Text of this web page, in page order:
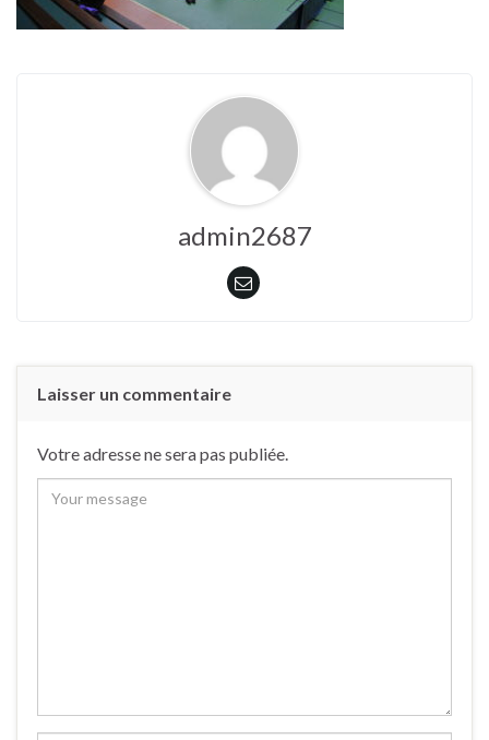
admin2687
Laisser un commentaire
Votre adresse ne sera pas publiée.